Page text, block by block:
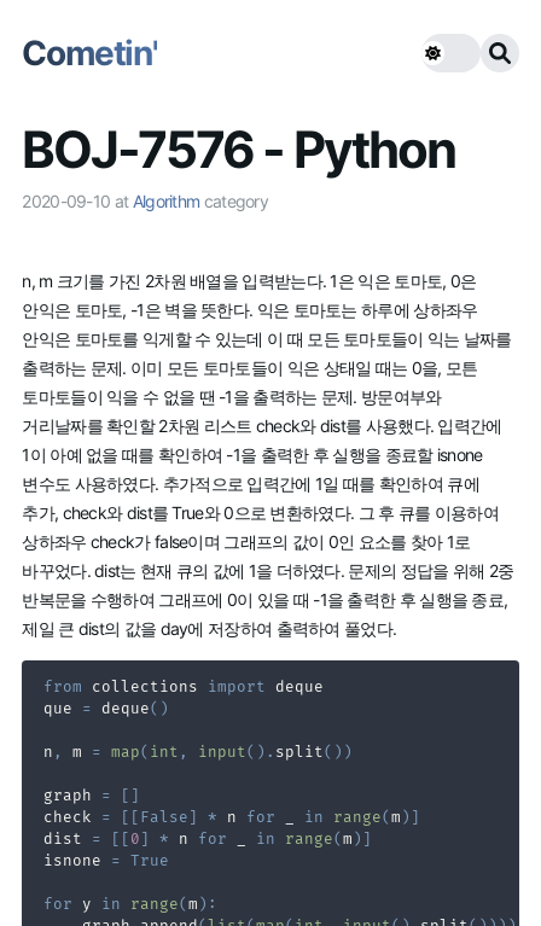
Cometin'
BOJ-7576 - Python
2020-09-10 at Algorithm category
n, m 크기를 가진 2차원 배열을 입력받는다. 1은 익은 토마토, 0은
안익은 토마토, -1은 벽을 뜻한다. 익은 토마토는 하루에 상하좌우
안익은 토마토를 익게할 수 있는데 이 때 모든 토마토들이 익는 날짜를
출력하는 문제. 이미 모든 토마토들이 익은 상태일 때는 0을, 모튼
토마토들이 익을 수 없을 땐 -1을 출력하는 문제. 방문여부와
거리날짜를 확인할 2차원 리스트 check와 dist를 사용했다. 입력간에
1이 아예 없을 때를 확인하여 -1을 출력한 후 실행을 종료할 isnone
변수도 사용하였다. 추가적으로 입력간에 1일 때를 확인하여 큐에
추가, check와 dist를 True와 0으로 변환하였다. 그 후 큐를 이용하여
상하좌우 check가 false이며 그래프의 값이 0인 요소를 찾아 1로
바꾸었다. dist는 현재 큐의 값에 1을 더하였다. 문제의 정답을 위해 2중
반복문을 수행하여 그래프에 0이 있을 때 -1을 출력한 후 실행을 종료,
제일 큰 dist의 값을 day에 저장하여 출력하여 풀었다.
from collections import
que = deque( )
n , m = map( int , input( ) . split( ) )
graph = [ ]
check = [ [ False ] * n for in range(m ) ]
dist = [ [ 0 ] * n for in range(m ) ]
isnone = True
for y in range(m ) :